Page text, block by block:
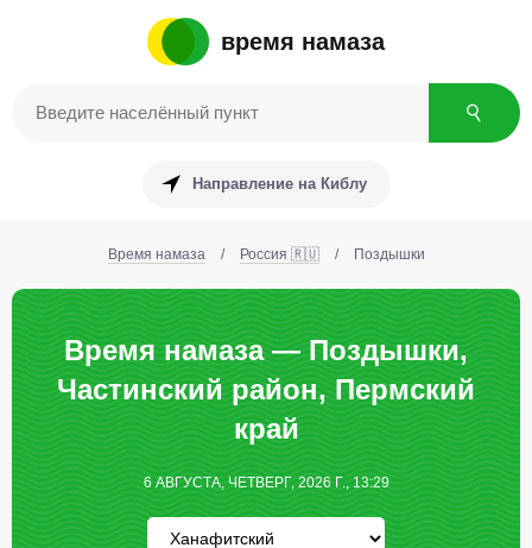
время намаза
Направление на Киблу
Время намаза / Россия 🇷🇺 / Поздышки
Время намаза — Поздышки,
Частинский район, Пермский
край
6 АВГУСТА, ЧЕТВЕРГ, 2026 Г., 13:29